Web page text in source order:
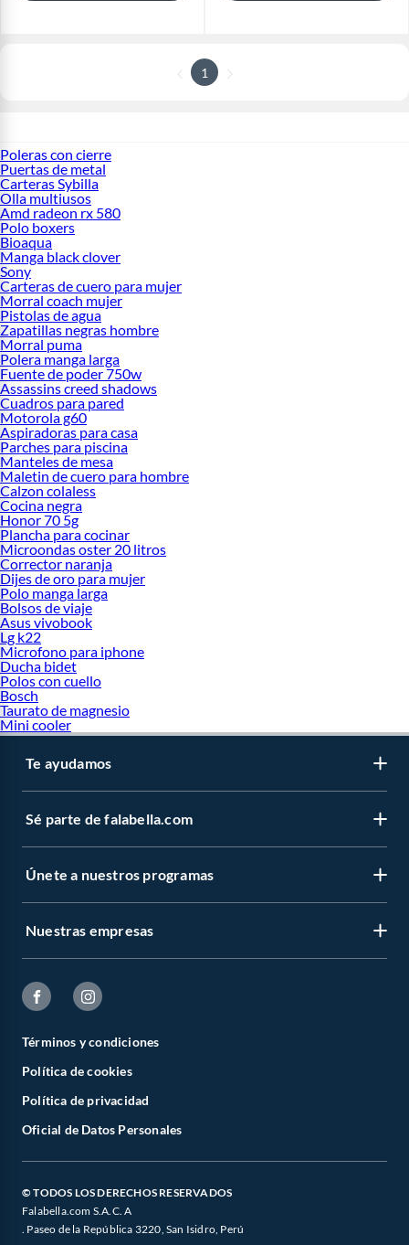
1
Poleras con cierre
Puertas de metal
Carteras Sybilla
Olla multiusos
Amd radeon rx 580
Polo boxers
Bioaqua
Manga black clover
Sony
Carteras de cuero para mujer
Morral coach mujer
Pistolas de agua
Zapatillas negras hombre
Morral puma
Polera manga larga
Fuente de poder 750w
Assassins creed shadows
Cuadros para pared
Motorola g60
Aspiradoras para casa
Parches para piscina
Manteles de mesa
Maletin de cuero para hombre
Calzon colaless
Cocina negra
Honor 70 5g
Plancha para cocinar
Microondas oster 20 litros
Corrector naranja
Dijes de oro para mujer
Polo manga larga
Bolsos de viaje
Asus vivobook
Lg k22
Microfono para iphone
Ducha bidet
Polos con cuello
Bosch
Taurato de magnesio
Mini cooler
Te ayudamos
Sé parte de falabella.com
Únete a nuestros programas
Nuestras empresas
Términos y condiciones
Política de cookies
Política de privacidad
Oficial de Datos Personales
© TODOS LOS DERECHOS RESERVADOS
Falabella.com S.A.C. A
. Paseo de la República 3220, San Isidro, Perú